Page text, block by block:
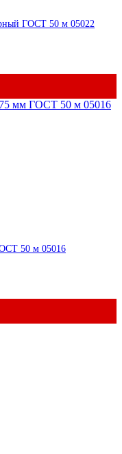
ГОСТ 50 м 05022
50 м 05016